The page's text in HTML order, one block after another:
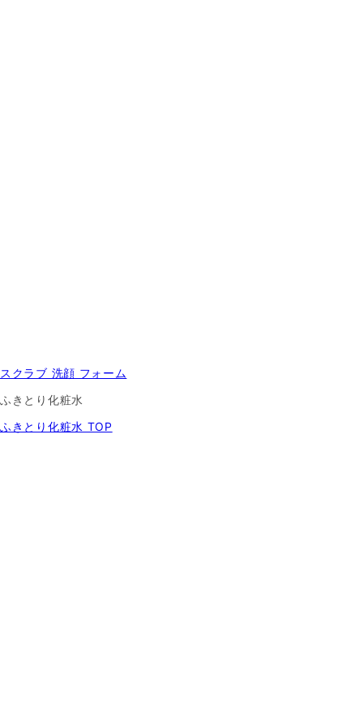
スクラブ 洗顔 フォーム
ふきとり化粧水
ふきとり化粧水 TOP